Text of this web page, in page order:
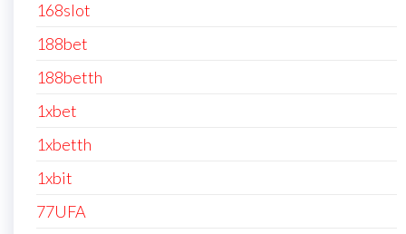
168slot
188bet
188betth
1xbet
1xbetth
1xbit
77UFA